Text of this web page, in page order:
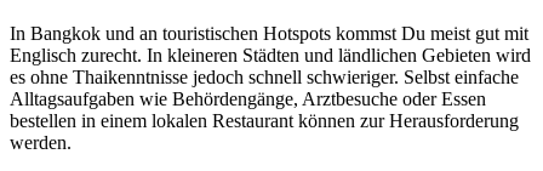
In Bangkok und an touristischen Hotspots kommst Du meist gut mit
Englisch zurecht. In kleineren Städten und ländlichen Gebieten wird
es ohne Thaikenntnisse jedoch schnell schwieriger. Selbst einfache
Alltagsaufgaben wie Behördengänge, Arztbesuche oder Essen
bestellen in einem lokalen Restaurant können zur Herausforderung
werden.